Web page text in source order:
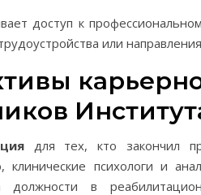
доступ к
или
для тех, кто закончил
клинические психологи и
должности в